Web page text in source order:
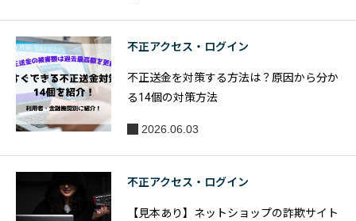
不正アクセス・ログイン
不正送金を対策する方法は？原因から分か
る14個の対策方法
2026.06.03
不正アクセス・ログイン
【見本あり】ネットショップの詐欺サイト